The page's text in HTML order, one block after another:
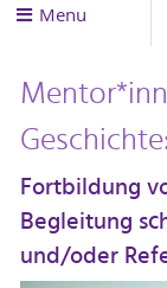
Menu
Fortbildung
Begleitung
und/oder